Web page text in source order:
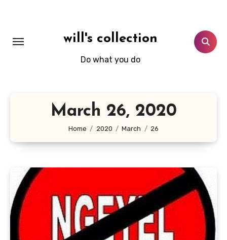
will's collection
Do what you do
March 26, 2020
Home 2020 March 26